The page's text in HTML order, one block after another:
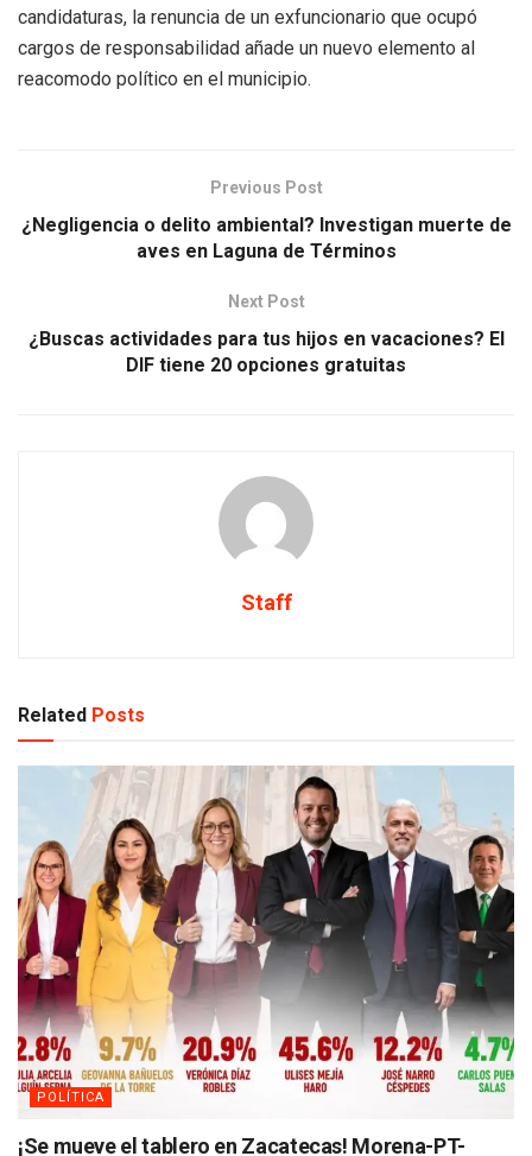
candidaturas, la renuncia de un exfuncionario que ocupó
cargos de responsabilidad añade un nuevo elemento al
reacomodo político en el municipio.
Previous Post
¿Negligencia o delito ambiental? Investigan muerte de
aves en Laguna de Términos
Next Post
¿Buscas actividades para tus hijos en vacaciones? El
DIF tiene 20 opciones gratuitas
Staff
Related Posts
POLÍTICA
¡Se mueve el tablero en Zacatecas! Morena-PT-